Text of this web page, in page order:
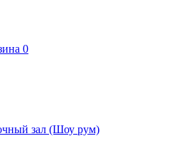
0
зал (Шоу рум)